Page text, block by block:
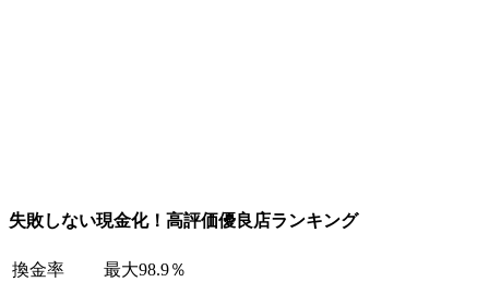
失敗しない現金化！高評価優良店ランキング
換金率
最大98.9％